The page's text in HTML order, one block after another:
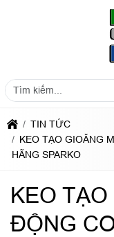
TIN TỨC
KEO TẠO GIOĂNG
HÃNG SPARKO
KEO
ĐỘNG